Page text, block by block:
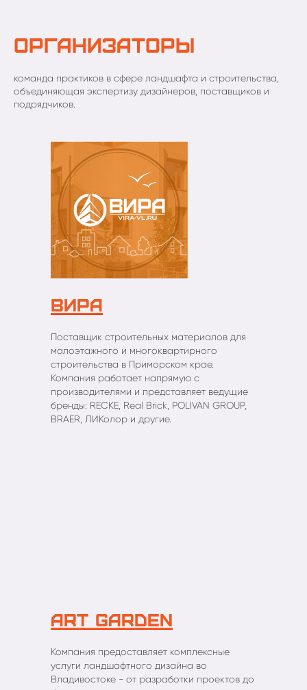
Организаторы
команда практиков в сфере ландшафта и строительства,
объединяющая экспертизу дизайнеров, поставщиков и
подрядчиков.
ВИРА
Поставщик строительных материалов для
малоэтажного и многоквартирного
строительства в Приморском крае.
Компания работает напрямую с
производителями и представляет ведущие
бренды: RECKE, Real Brick, POLIVAN GROUP,
BRAER, ЛИКолор и другие.
Art Garden
Компания предоставляет комплексные
услуги ландшафтного дизайна во
Владивостоке - от разработки проектов до